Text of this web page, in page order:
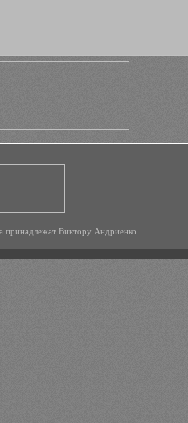
принадлежат Виктору Андриенко